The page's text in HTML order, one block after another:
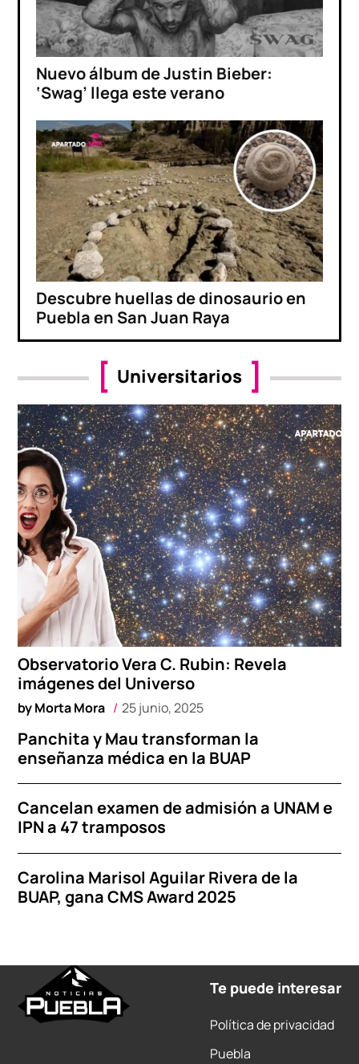
Nuevo álbum de Justin Bieber:
‘Swag’ llega este verano
Descubre huellas de dinosaurio en
Puebla en San Juan Raya
Universitarios
Observatorio Vera C. Rubin: Revela
imágenes del Universo
byMorta Mora 25 junio, 2025
Panchita y Mau transforman la
enseñanza médica en la BUAP
Cancelan examen de admisión a UNAM e
IPN a 47 tramposos
Carolina Marisol Aguilar Rivera de la
BUAP, gana CMS Award 2025
Te puede interesar
Política de privacidad
Puebla